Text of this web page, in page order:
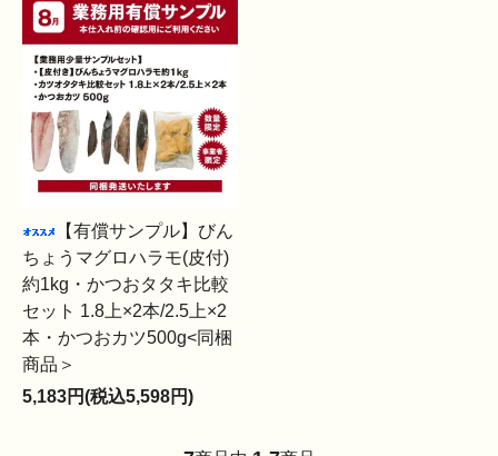
【有償サンプル】びん
ちょうマグロハラモ(皮付)
約1kg・かつおタタキ比較
セット 1.8上×2本/2.5上×2
本・かつおカツ500g<同梱
商品＞
5,183円(税込5,598円)